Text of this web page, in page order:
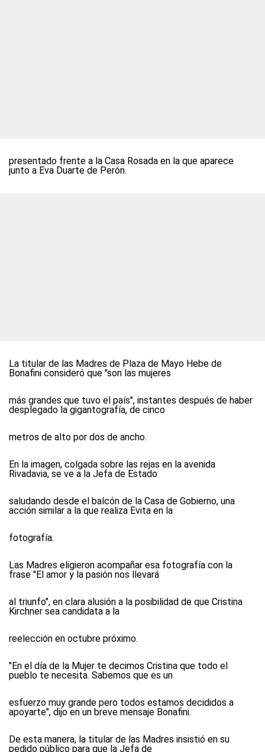
presentado frente a la Casa Rosada en la que aparece
junto a Eva Duarte de Perón.
La titular de las Madres de Plaza de Mayo Hebe de
Bonafini consideró que "son las mujeres
más grandes que tuvo el país", instantes después de haber
desplegado la gigantografía, de cinco
metros de alto por dos de ancho.
En la imagen, colgada sobre las rejas en la avenida
Rivadavia, se ve a la Jefa de Estado
saludando desde el balcón de la Casa de Gobierno, una
acción similar a la que realiza Evita en la
fotografía.
Las Madres eligieron acompañar esa fotografía con la
frase "El amor y la pasión nos llevará
al triunfo", en clara alusión a la posibilidad de que Cristina
Kirchner sea candidata a la
reelección en octubre próximo.
"En el día de la Mujer te decimos Cristina que todo el
pueblo te necesita. Sabemos que es un
esfuerzo muy grande pero todos estamos decididos a
apoyarte", dijo en un breve mensaje Bonafini.
De esta manera, la titular de las Madres insistió en su
pedido público para que la Jefa de